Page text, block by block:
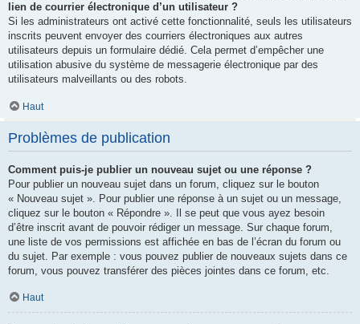
lien de courrier électronique d’un utilisateur ?
Si les administrateurs ont activé cette fonctionnalité, seuls les utilisateurs
inscrits peuvent envoyer des courriers électroniques aux autres
utilisateurs depuis un formulaire dédié. Cela permet d’empêcher une
utilisation abusive du système de messagerie électronique par des
utilisateurs malveillants ou des robots.
Haut
Problèmes de publication
Comment puis-je publier un nouveau sujet ou une réponse ?
Pour publier un nouveau sujet dans un forum, cliquez sur le bouton
« Nouveau sujet ». Pour publier une réponse à un sujet ou un message,
cliquez sur le bouton « Répondre ». Il se peut que vous ayez besoin
d’être inscrit avant de pouvoir rédiger un message. Sur chaque forum,
une liste de vos permissions est affichée en bas de l’écran du forum ou
du sujet. Par exemple : vous pouvez publier de nouveaux sujets dans ce
forum, vous pouvez transférer des pièces jointes dans ce forum, etc.
Haut